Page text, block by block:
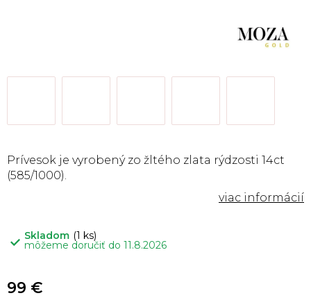
Skladom (1 ks)
môžeme doručiť do 11.8.2026
Prívesok je vyrobený zo žltého zlata rýdzosti 14ct
(585/1000).
99 €